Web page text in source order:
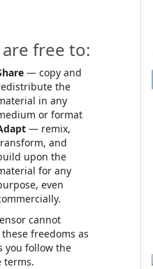
free to:
— copy and
the
in any
or format
— remix,
and
upon the
for any
even
cannot
these freedoms as
you follow the
terms.